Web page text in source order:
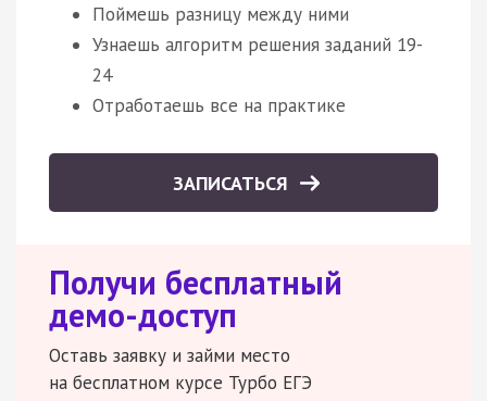
Поймешь разницу между ними
Узнаешь алгоритм решения заданий 19-
24
Отработаешь все на практике
ЗАПИСАТЬСЯ
Получи бесплатный
демо-доступ
Оставь заявку и займи место
на бесплатном курсе Турбо ЕГЭ